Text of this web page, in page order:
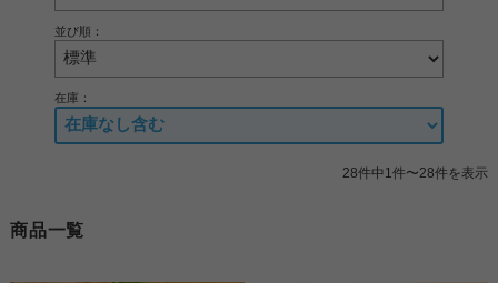
並び順：
在庫：
28件中1件〜28件を表示
商品一覧